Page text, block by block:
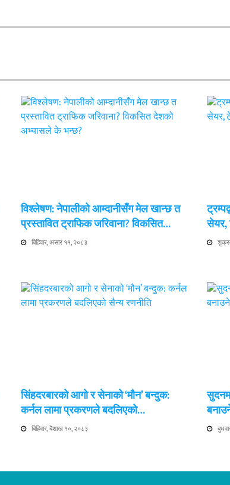
विश्लेषण: नेपालीको आम्दानीसँग मेल खान्छ त
प्रस्तावित ट्राफिक जरिवाना? विकसित…
बिहिवार, असार ११, २०८३
सेयर,
सिंहदरबारको आगो र सेनाको ‘मौन’ बन्दुक:
कर्नल लामा प्रकरणले बदलिएको…
बिहिवार, बैशाख १०, २०८३